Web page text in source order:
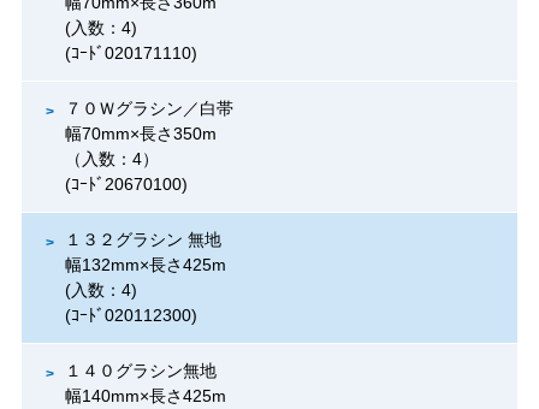
(入数：4)
(ｺｰﾄﾞ020171110)
７０Ｗグラシン／白帯
幅70mm×長さ350m
（入数：4）
(ｺｰﾄﾞ20670100)
１３２グラシン 無地
幅132mm×長さ425m
(入数：4)
(ｺｰﾄﾞ020112300)
１４０グラシン無地
幅140mm×長さ425m